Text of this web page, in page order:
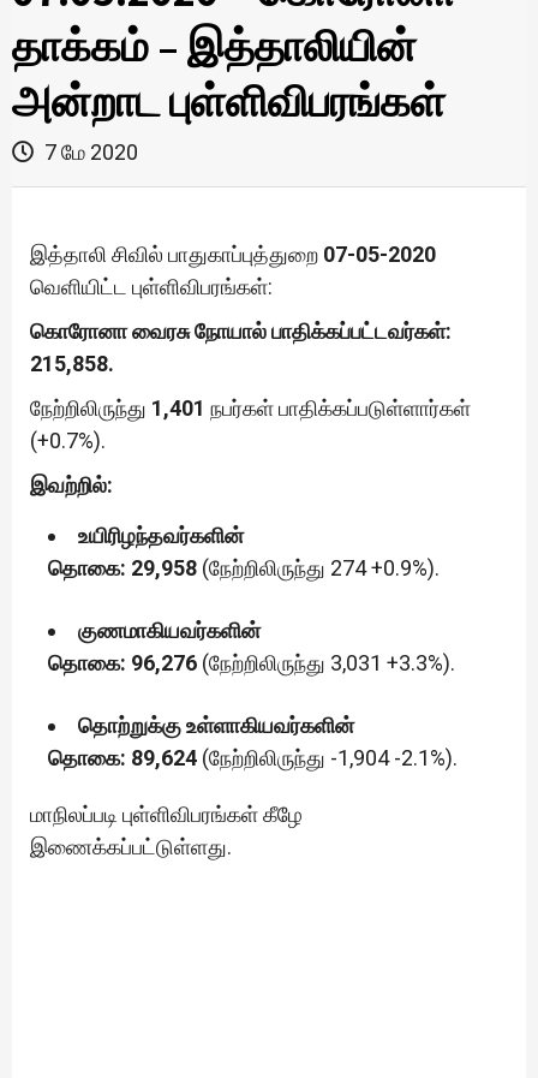
தாக்கம் – இத்தாலியின்
அன்றாட புள்ளிவிபரங்கள்
7 மே 2020
இத்தாலி சிவில் பாதுகாப்புத்துறை 07-05-2020
வெளியிட்ட புள்ளிவிபரங்கள்:
கொரோனா வைரசு நோயால் பாதிக்கப்பட்டவர்கள்:
215,858.
நேற்றிலிருந்து 1,401 நபர்கள் பாதிக்கப்படுள்ளார்கள்
(+0.7%).
இவற்றில்:
உயிரிழந்தவர்களின்
தொகை: 29,958 (நேற்றிலிருந்து 274 +0.9%).
குணமாகியவர்களின்
தொகை: 96,276 (நேற்றிலிருந்து 3,031 +3.3%).
தொற்றுக்கு உள்ளாகியவர்களின்
தொகை: 89,624 (நேற்றிலிருந்து -1,904 -2.1%).
மாநிலப்படி புள்ளிவிபரங்கள் கீழே
இணைக்கப்பட்டுள்ளது.